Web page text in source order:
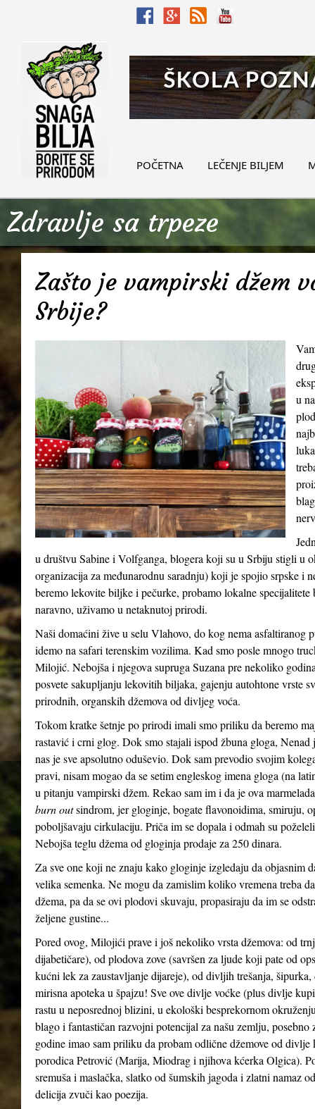
POČETNA LEČENJE BILJEM
Zdravlje sa trpeze
Zašto je vampirski džem
Srbije?
u
u društvu Sabine i Volfganga, blogera koji su u Srbiju stigli u
organizacija za međunarodnu saradnju) koji je spojio srpske i
beremo lekovite biljke i pečurke, probamo lokalne
naravno, uživamo u netaknutoj prirodi.
Naši domaćini žive u selu Vlahovo, do kog nema asfaltiranog
idemo na safari terenskim vozilima. Kad smo posle mnogo
Milojić. Nebojša i njegova supruga Suzana pre nekoliko
posvete sakupljanju lekovitih biljaka, gajenju autohtone vrste
prirodnih, organskih džemova od divljeg voća.
Tokom kratke šetnje po prirodi imali smo priliku da beremo
rastavić i crni glog. Dok smo stajali ispod žbuna gloga,
nas je sve apsolutno oduševio. Dok sam prevodio svojim
pravi, nisam mogao da se setim engleskog imena gloga (na
u pitanju vampirski džem. Rekao sam im i da je ova
burn outsindrom, jer gloginje, bogate flavonoidima, smiruju,
poboljšavaju cirkulaciju. Priča im se dopala i odmah su
Nebojša teglu džema od gloginja prodaje za 250 dinara.
Za sve one koji ne znaju kako gloginje izgledaju da objasnim
velika semenka. Ne mogu da zamislim koliko vremena treba
džema, pa da se ovi plodovi skuvaju, propasiraju da im se
željene gustine...
Pored ovog, Milojići prave i još nekoliko vrsta džemova: od
dijabetičare), od plodova zove (savršen za ljude koji pate od
kućni lek za zaustavljanje dijareje), od divljih trešanja,
mirisna apoteka u špajzu! Sve ove divlje voćke (plus divlje
rastu u neposrednoj blizini, u ekološki besprekornom
blago i fantastičan razvojni potencijal za našu zemlju,
godine imao sam priliku da probam odlične džemove od
porodica Petrović (Marija, Miodrag i njihova kćerka Olgica).
sremuša i maslačka, slatko od šumskih jagoda i zlatni namaz
delicija zvuči kao poezija.